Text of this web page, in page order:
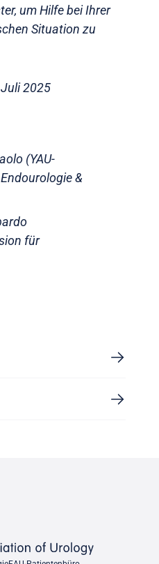
um Hilfe bei Ihrer
Situation zu
2025
(YAU-
&
für